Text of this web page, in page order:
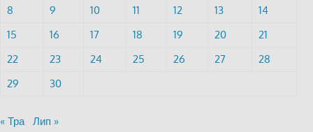
8
9 10 11 12 13
14
15
16 17 18 19 20
21
22
23 24 25 26 27
28
29
30
« Тра Лип »